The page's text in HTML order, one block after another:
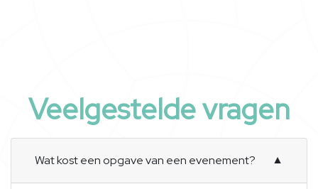
Veelgestelde vragen
Wat kost een opgave van een evenement? ▼